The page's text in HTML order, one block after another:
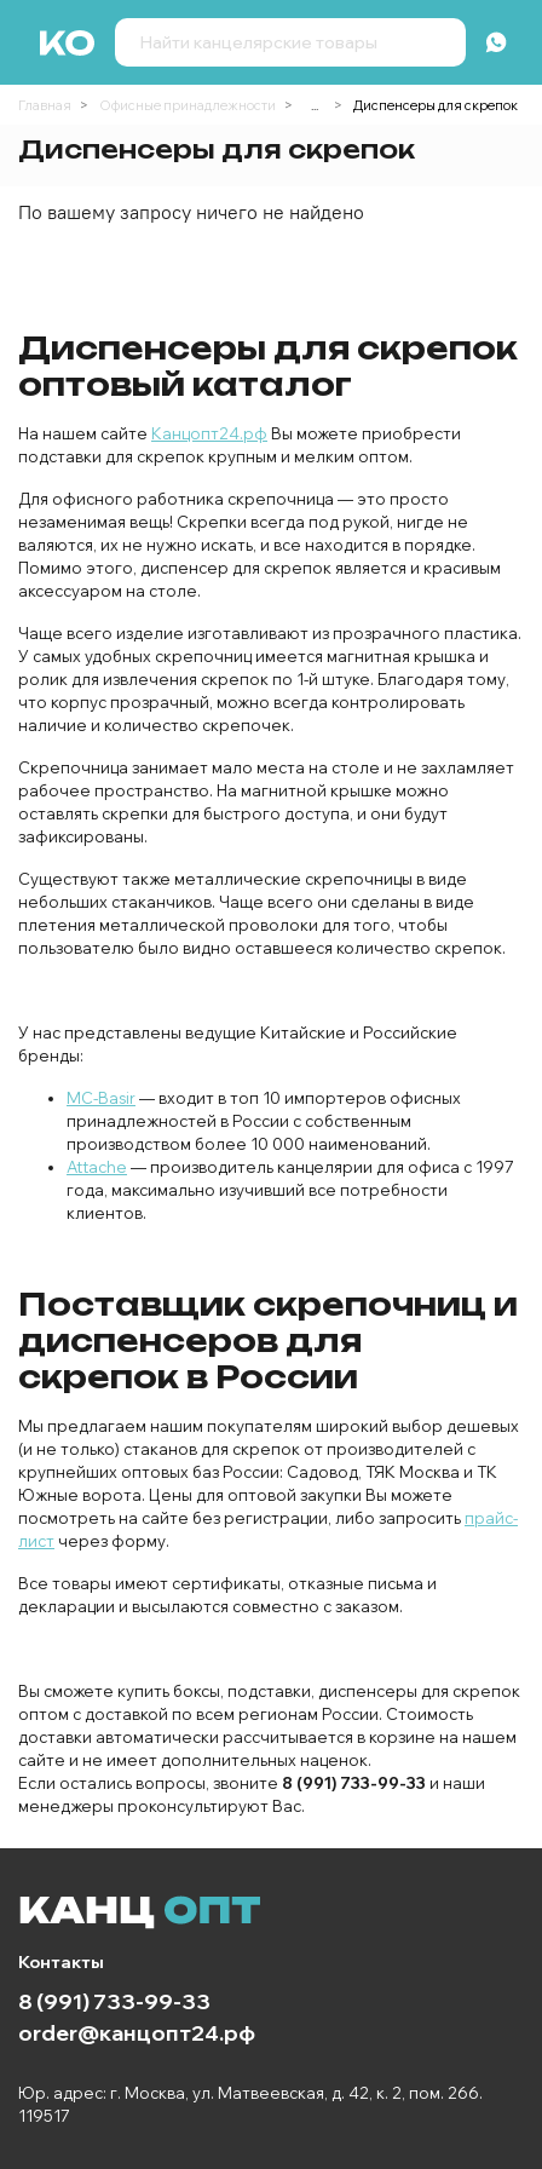
Главная Офисные принадлежности ... Диспенсеры для скрепок
Диспенсеры для скрепок
По вашему запросу ничего не найдено
Диспенсеры для скрепок
оптовый каталог
На нашем сайте Канцопт24.рф Вы можете приобрести
подставки для скрепок крупным и мелким оптом.
Для офисного работника скрепочница — это просто
незаменимая вещь! Скрепки всегда под рукой, нигде не
валяются, их не нужно искать, и все находится в порядке.
Помимо этого, диспенсер для скрепок является и красивым
аксессуаром на столе.
Чаще всего изделие изготавливают из прозрачного пластика.
У самых удобных скрепочниц имеется магнитная крышка и
ролик для извлечения скрепок по 1-й штуке. Благодаря тому,
что корпус прозрачный, можно всегда контролировать
наличие и количество скрепочек.
Скрепочница занимает мало места на столе и не захламляет
рабочее пространство. На магнитной крышке можно
оставлять скрепки для быстрого доступа, и они будут
зафиксированы.
Существуют также металлические скрепочницы в виде
небольших стаканчиков. Чаще всего они сделаны в виде
плетения металлической проволоки для того, чтобы
пользователю было видно оставшееся количество скрепок.
У нас представлены ведущие Китайские и Российские
бренды:
MC-Basir— входит в топ 10 импортеров офисных
принадлежностей в России с собственным
производством более 10 000 наименований.
Attache — производитель канцелярии для офиса с 1997
года, максимально изучивший все потребности
клиентов.
Поставщик скрепочниц и
диспенсеров для
скрепок в России
Мы предлагаем нашим покупателям широкий выбор дешевых
(и не только) стаканов для скрепок от производителей с
крупнейших оптовых баз России: Садовод, ТЯК Москва и ТК
Южные ворота. Цены для оптовой закупки Вы можете
посмотреть на сайте без регистрации, либо запросить прайс-
лист через форму.
Все товары имеют сертификаты, отказные письма и
декларации и высылаются совместно с заказом.
Вы сможете купить боксы, подставки, диспенсеры для скрепок
оптом с доставкой по всем регионам России. Стоимость
доставки автоматически рассчитывается в корзине на нашем
сайте и не имеет дополнительных наценок.
Если остались вопросы, звоните 8 (991) 733-99-33 и наши
менеджеры проконсультируют Вас.
Контакты
8 (991) 733-99-33
order@канцопт24.рф
Юр. адрес: г. Москва, ул. Матвеевская, д. 42, к. 2, пом. 266.
119517